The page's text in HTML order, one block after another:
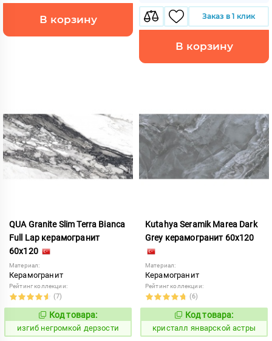
В корзину Заказ в 1 клик
В корзину
QUA Granite Slim Terra Bianca
Full Lap керамогранит
60x120
Материал:
Керамогранит
Рейтинг коллекции:
(7)
Код:
577520
Код товара:
изгиб негромкой дерзости
Kutahya Seramik Marea Dark
Grey керамогранит 60x120
Материал:
Керамогранит
Рейтинг коллекции:
(6)
Код:
827831
Код товара:
кристалл январской астры